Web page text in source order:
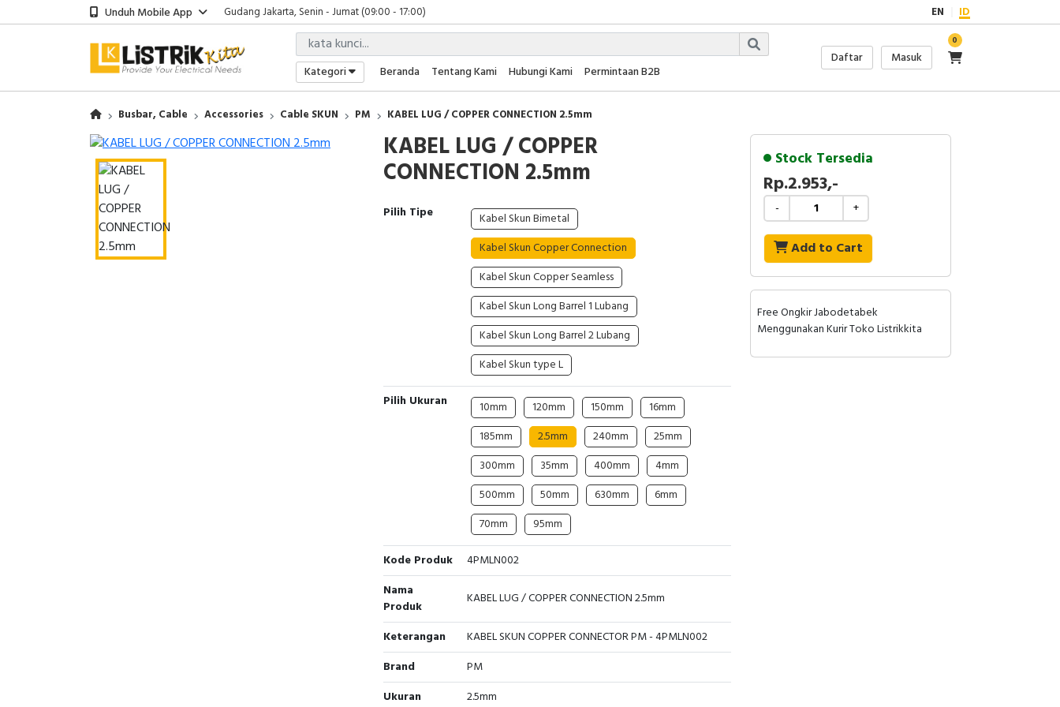
Unduh Mobile App
Gudang Jakarta, Senin - Jumat (09:00 - 17:00)
Showroom Bali, Senin - Jumat (09:00 - 17:00)
Kantor Jakarta, Senin - Jumat (08:00 - 17:00)
Gudang Jakarta, Senin - Jumat (09:00 - 17:00)
Showroom Bali, Senin - Jumat (09:00 - 17:00)
EN ID
Kategori Beranda Tentang Kami Hubungi Kami Permintaan B2B
Daftar Masuk
0
Busbar, Cable Accessories Cable SKUN PM KABEL LUG / COPPER CONNECTION 2.5mm
KABEL LUG / COPPER
CONNECTION 2.5mm
Pilih Tipe
Kabel Skun Bimetal
Kabel Skun Copper Connection
Kabel Skun Copper Seamless
Kabel Skun Long Barrel 1 Lubang
Kabel Skun Long Barrel 2 Lubang
Kabel Skun type L
Pilih Ukuran
10mm 120mm 150mm
16mm
185mm
2.5mm 240mm
25mm
300mm
35mm 400mm
4mm
500mm
50mm 630mm
6mm
70mm
95mm
Kode Produk
4PMLN002
Nama
Produk
KABEL LUG / COPPER CONNECTION 2.5mm
Keterangan
KABEL SKUN COPPER CONNECTOR PM - 4PMLN002
Brand
PM
Ukuran
2.5mm
Stock Tersedia
Rp.2.953,-
- +
Add to Cart
Free Ongkir Jabodetabek
Menggunakan Kurir Toko Listrikkita